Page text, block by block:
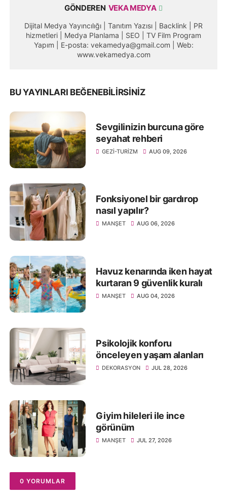
GÖNDEREN VEKA MEDYA
Dijital Medya Yayıncılığı | Tanıtım Yazısı | Backlink | PR
hizmetleri | Medya Planlama | SEO | TV Film Program
Yapım | E-posta: vekamedya@gmail.com | Web:
www.vekamedya.com
BU YAYINLARI BEĞENEBILIRSINIZ
Sevgilinizin burcuna göre
seyahat rehberi
GEZI-TURIZM AUG 09, 2026
Fonksiyonel bir gardırop
nasıl yapılır?
MANŞET AUG 06, 2026
Havuz kenarında iken hayat
kurtaran 9 güvenlik kuralı
MANŞET AUG 04, 2026
Psikolojik konforu
önceleyen yaşam alanları
DEKORASYON JUL 28, 2026
Giyim hileleri ile ince
görünüm
MANŞET JUL 27, 2026
0 YORUMLAR